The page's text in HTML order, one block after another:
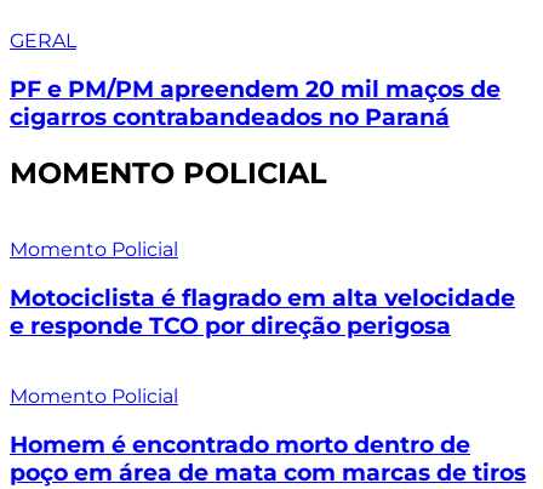
GERAL
PF e PM/PM apreendem 20 mil maços de
cigarros contrabandeados no Paraná
MOMENTO POLICIAL
Momento Policial
Motociclista é flagrado em alta velocidade
e responde TCO por direção perigosa
Momento Policial
Homem é encontrado morto dentro de
poço em área de mata com marcas de tiros